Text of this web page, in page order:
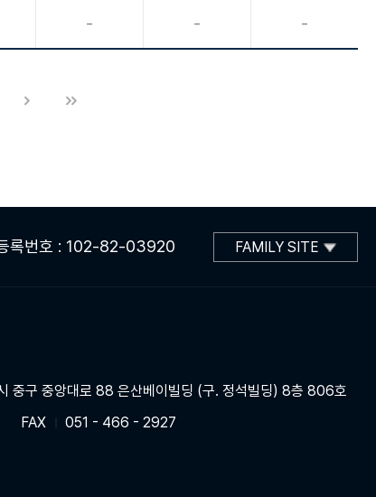
- - -
록번호 : 102-82-03920 FAMILY SITE
중구 중앙대로 88 은산베이빌딩 (구. 정석빌딩) 8층 806호
FAX 051 - 466 - 2927